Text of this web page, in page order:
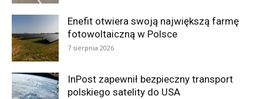
Enefit otwiera swoją największą farmę
fotowoltaiczną w Polsce
7 sierpnia 2026
InPost zapewnił bezpieczny transport
polskiego satelity do USA